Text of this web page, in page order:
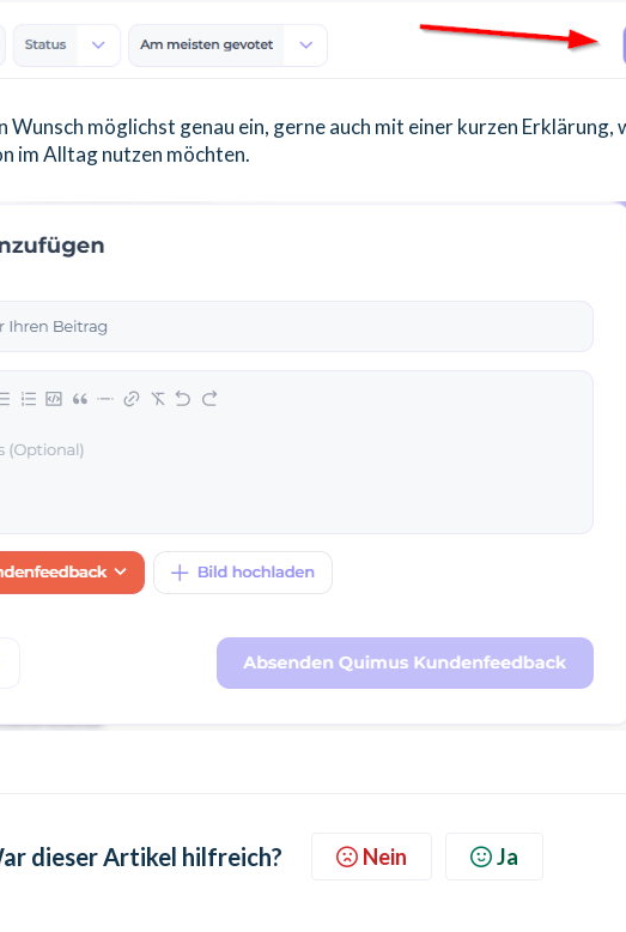
Wunsch möglichst genau ein, gerne auch mit einer kurzen Erklärung,
im Alltag nutzen möchten.
dieser Artikel hilfreich? Nein Ja